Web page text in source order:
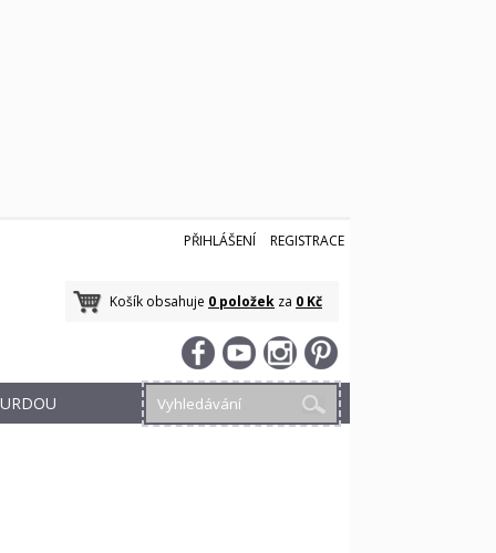
PŘIHLÁŠENÍ REGISTRACE
Košík obsahuje 0 položek za 0 Kč